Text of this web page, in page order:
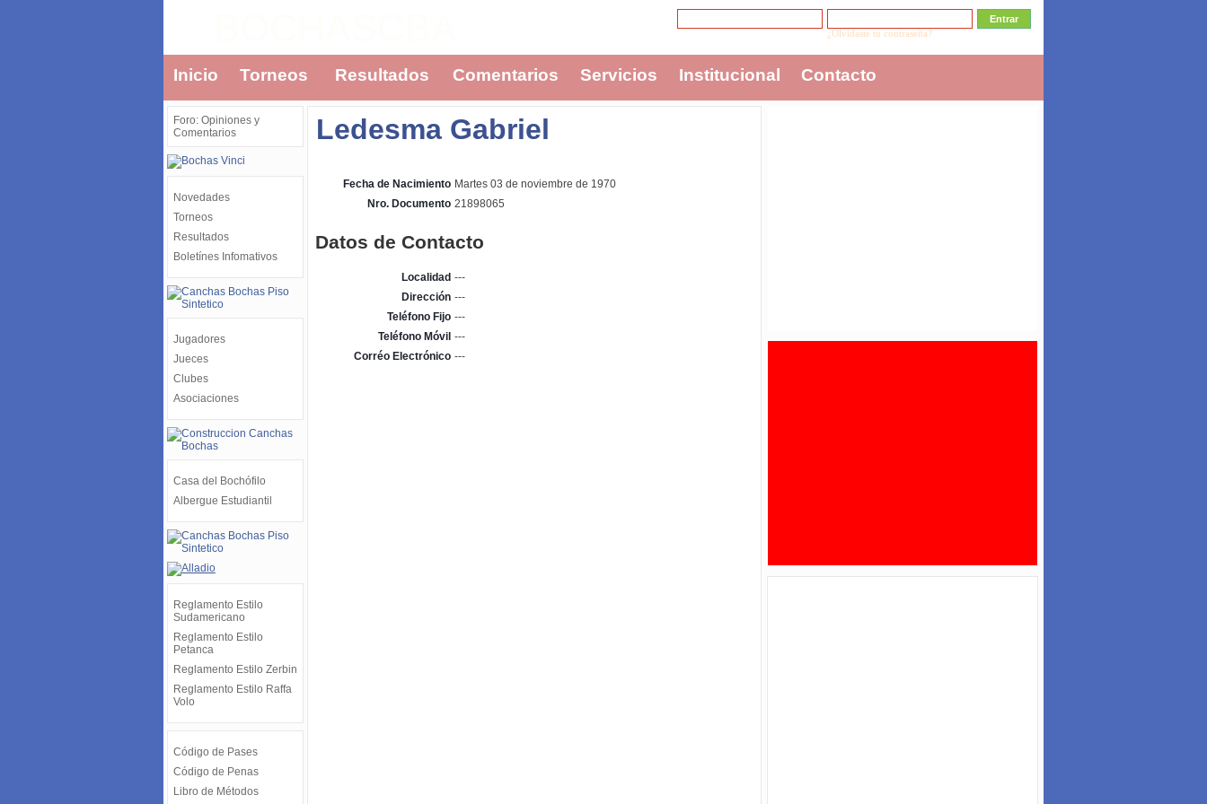
¿Olvidaste tu contraseña?
Inicio Torneos Resultados Comentarios Servicios Institucional Contacto
Foro: Opiniones y
Comentarios
Novedades
Torneos
Resultados
Boletínes Infomativos
Jugadores
Jueces
Clubes
Asociaciones
Casa del Bochófilo
Albergue Estudiantil
Reglamento Estilo
Sudamericano
Reglamento Estilo
Petanca
Reglamento Estilo Zerbin
Reglamento Estilo Raffa
Volo
Código de Pases
Código de Penas
Libro de Métodos
Ledesma Gabriel
Fecha de Nacimiento Martes 03 de noviembre de 1970
Nro. Documento 21898065
Datos de Contacto
Localidad ---
Dirección ---
Teléfono Fijo ---
Teléfono Móvil ---
Corréo Electrónico ---